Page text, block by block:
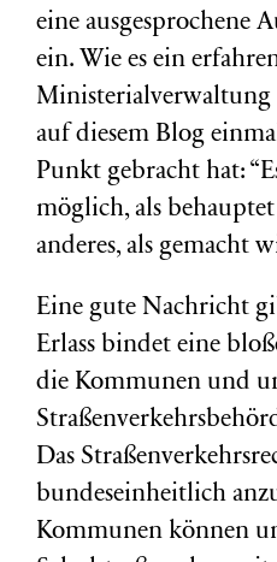
eine ausgesprochene
ein. Wie es ein
Ministerialverwaltung
auf diesem Blog
Punkt gebracht hat:
möglich, als
anderes, als gemacht
Eine gute Nachricht
Erlass bindet eine
die Kommunen und
Das
bundeseinheitlich
Kommunen können